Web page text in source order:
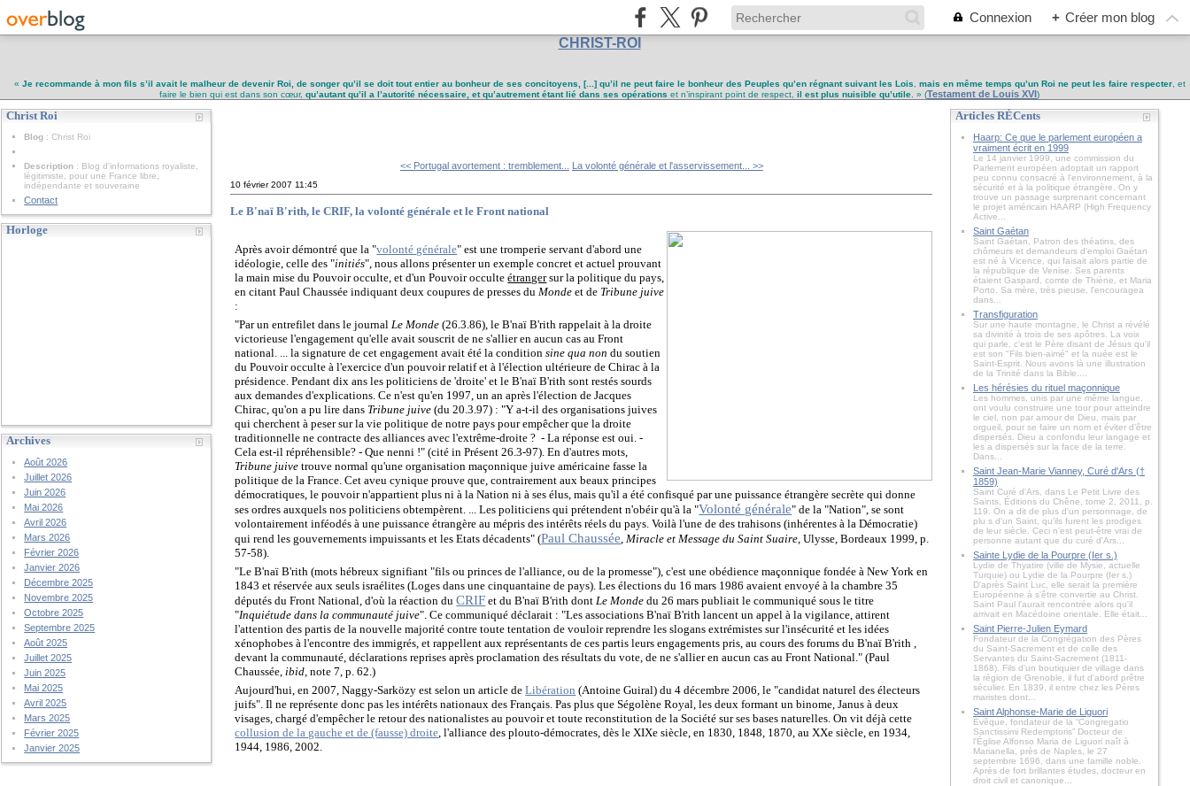
Connexion + Créer mon blog
CHRIST-ROI
« Je recommande à mon fils s’il avait le malheur de devenir Roi, de songer qu’il se doit tout entier au bonheur de ses concitoyens, [...] qu’il ne peut faire le bonheur des Peuples qu’en régnant suivant les Lois mais en même temps qu’un Roi ne peut les faire respecter, et
faire le bien qui est dans son cœur, qu’autant qu’il a l’autorité nécessaire, et qu’autrement étant lié dans ses opérations et n’inspirant point de respect, il est plus nuisible qu’utile . » (Testament de Louis XVI)
Christ Roi
Blog : Christ Roi
Description : Blog d'informations royaliste,
légitimiste, pour une France libre,
indépendante et souveraine
Contact
Horloge
Archives
Août 2026
Juillet 2026
Juin 2026
Mai 2026
Avril 2026
Mars 2026
Février 2026
Janvier 2026
Décembre 2025
Novembre 2025
Octobre 2025
Septembre 2025
Août 2025
Juillet 2025
Juin 2025
Mai 2025
Avril 2025
Mars 2025
Février 2025
Janvier 2025
<< Portugal avortement : tremblement... La volonté générale et l'asservissement... >>
10 février 2007 11:45
Le B'naï B'rith, le CRIF, la volonté générale et le Front national
Après avoir démontré que la "volonté générale" est une tromperie servant d'abord une
idéologie, celle des "initiés", nous allons présenter un exemple concret et actuel prouvant
la main mise du Pouvoir occulte, et d'un Pouvoir occulteétrangersur la politique du pays,
en citant Paul Chaussée indiquant deux coupures de presses du Monde et de Tribune juive
:
"Par un entrefilet dans le journal Le Monde (26.3.86), le B'naï B'rith rappelait à la droite
victorieuse l'engagement qu'elle avait souscrit de ne s'allier en aucun cas au Front
national. ... la signature de cet engagement avait été la conditionsine qua non du soutien
du Pouvoir occulte à l'exercice d'un pouvoir relatif et à l'élection ultérieure de Chirac à la
présidence. Pendant dix ans les politiciens de 'droite' et le B'naï B'rith sont restés sourds
aux demandes d'explications. Ce n'est qu'en 1997, un an après l'élection de Jacques
Chirac, qu'on a pu lire dans Tribune juive (du 20.3.97) : "Y a-t-il des organisations juives
qui cherchent à peser sur la vie politique de notre pays pour empêcher que la droite
traditionnelle ne contracte des alliances avec l'extrême-droite ? - La réponse est oui. -
Cela est-il répréhensible? - Que nenni !" (cité in Présent 26.3-97). En d'autres mots,
Tribune juive trouve normal qu'une organisation maçonnique juive américaine fasse la
politique de la France. Cet aveu cynique prouve que, contrairement aux beaux principes
démocratiques, le pouvoir n'appartient plus ni à la Nation ni à ses élus, mais qu'il a été confisqué par une puissance étrangère secrète qui donne
ses ordres auxquels nos politiciens obtempèrent. ... Les politiciens qui prétendent n'obéir qu'à la "Volonté générale" de la "Nation", se sont
volontairement inféodés à une puissance étrangère au mépris des intérêts réels du pays. Voilà l'une de des trahisons (inhérentes à la Démocratie)
qui rend les gouvernements impuissants et les Etats décadents" (Paul Chaussée Miracle et Message du Saint Suaire , Ulysse, Bordeaux 1999, p.
57-58).
"Le B'naï B'rith (mots hébreux signifiant "fils ou princes de l'alliance, ou de la promesse"), c'est une obédience maçonnique fondée à New York en
1843 et réservée aux seuls israélites (Loges dans une cinquantaine de pays). Les élections du 16 mars 1986 avaient envoyé à la chambre 35
députés du Front National, d'où la réaction duCRIF et du B'naï B'rith dont Le Monde du 26 mars publiait le communiqué sous le titre
"Inquiétude dans la communauté juive". Ce communiqué déclarait : "Les associations B'naï B'rith lancent un appel à la vigilance, attirent
l'attention des partis de la nouvelle majorité contre toute tentation de vouloir reprendre les slogans extrémistes sur l'insécurité et les idées
xénophobes à l'encontre des immigrés, et rappellent aux représentants de ces partis leurs engagements pris, au cours des forums du B'naï B'rith ,
devant la communauté, déclarations reprises après proclamation des résultats du vote, de ne s'allier en aucun cas au Front National." (Paul
Chaussée, ibid , note 7, p. 62.)
Aujourd'hui, en 2007, Naggy-Sarközy est selon un article de Libération (Antoine Guiral) du 4 décembre 2006, le "candidat naturel des électeurs
juifs". Il ne représente donc pas les intérêts nationaux des Français. Pas plus que Ségolène Royal, les deux formant un binome, Janus à deux
visages, chargé d'empêcher le retour des nationalistes au pouvoir et toute reconstitution de la Société sur ses bases naturelles. On vit déjà cette
collusion de la gauche et de (fausse) droite , l'alliance des plouto-démocrates, dès le XIXe siècle, en 1830, 1848, 1870, au XXe siècle, en 1934,
1944, 1986, 2002.
Articles RÉCents
Haarp: Ce que le parlement européen a
vraiment écrit en 1999
Le 14 janvier 1999, une commission du
Parlement européen adoptait un rapport
peu connu consacré à l'environnement, à la
sécurité et à la politique étrangère. On y
trouve un passage surprenant concernant
le projet américain HAARP (High Frequency
Active...
Saint Gaétan
Saint Gaétan, Patron des théatins, des
chômeurs et demandeurs d'emploi Gaétan
est né à Vicence, qui faisait alors partie de
la république de Venise. Ses parents
étaient Gaspard, comte de Thiène, et Maria
Porto. Sa mère, très pieuse, l'encouragea
dans...
Transfiguration
Sur une haute montagne, le Christ a révélé
sa divinité à trois de ses apôtres. La voix
qui parle, c'est le Père disant de Jésus qu'il
est son "Fils bien-aimé" et la nuée est le
Saint-Esprit. Nous avons là une illustration
de la Trinité dans la Bible....
Les hérésies du rituel maçonnique
Les hommes, unis par une même langue,
ont voulu construire une tour pour atteindre
le ciel, non par amour de Dieu, mais par
orgueil, pour se faire un nom et éviter d’être
dispersés. Dieu a confondu leur langage et
les a dispersés sur la face de la terre.
Dans...
Saint Jean-Marie Vianney, Curé d'Ars (†
1859)
Saint Curé d'Ars, dans Le Petit Livre des
Saints, Éditions du Chêne, tome 2, 2011, p.
119. On a dit de plus d'un personnage, de
plu s d'un Saint, qu'ils furent les prodiges
de leur siècle. Ceci n'est peut-être vrai de
personne autant que du curé d'Ars...
Sainte Lydie de la Pourpre (Ier s.)
Lydie de Thyatire (ville de Mysie, actuelle
Turquie) ou Lydie de la Pourpre (Ier s.)
D'après Saint Luc, elle serait la première
Européenne à s'être convertie au Christ.
Saint Paul l'aurait rencontrée alors qu'il
arrivait en Macédoine orientale. Elle était...
Saint Pierre-Julien Eymard
Fondateur de la Congrégation des Pères
du Saint-Sacrement et de celle des
Servantes du Saint-Sacrement (1811-
1868). Fils d'un boutiquier de village dans
la région de Grenoble, il fut d'abord prêtre
séculier. En 1839, il entre chez les Pères
maristes dont...
Saint Alphonse-Marie de Liguori
Évêque, fondateur de la “Congregatio
Sanctissimi Redemptoris” Docteur de
l'Église Alfonso Maria de Liguori naît à
Marianella, près de Naples, le 27
septembre 1696, dans une famille noble.
Après de fort brillantes études, docteur en
droit civil et canonique...